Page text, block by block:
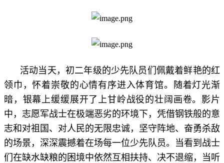
活动当天，初二年级的少先队员们佩戴着鲜艳的红
领巾，怀着崇敬的心情有序进入体育馆。随着灯光渐
暗，银幕上缓缓展开了上甘岭战役的壮阔画卷。影片
中，志愿军战士在极端恶劣的环境下，凭借钢铁般的意
志和对祖国、对人民的无限忠诚，坚守阵地、奋勇杀敌
的场景，深深震撼着在场每一位少先队员。当看到战士
们在缺水缺粮的困境中依然互相扶持、决不退缩，当听